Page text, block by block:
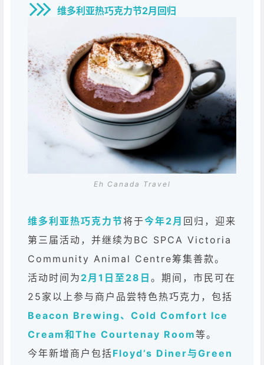
维多利亚热巧克力节2月回归
Eh Canada Travel
维多利亚热巧克力节将于今年2月 回归，迎来
第三届活动，并继续为BC SPCA Victoria
Community Animal Centre筹集善款。
活动时间为 2月1日至28日 。期间，市民可在
25家以上参与商户品尝特色热巧克力，包括
Beacon Brewing、Cold Comfort Ice
Cream和The Courtenay Room等。
今年新增商户包括Floyd’s Diner与Green